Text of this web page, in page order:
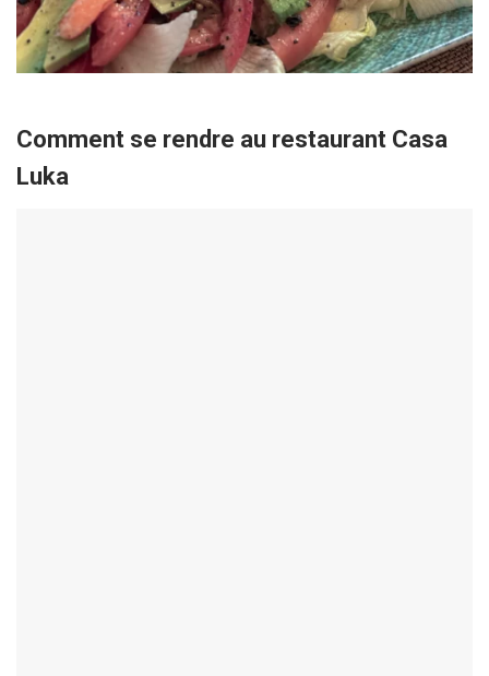
Comment se rendre au restaurant Casa
Luka